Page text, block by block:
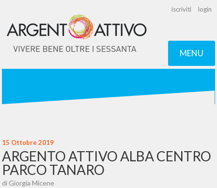
iscriviti login
MENU
15 Ottobre 2019
ARGENTO ATTIVO ALBA CENTRO
PARCO TANARO
di Giorgia Micene